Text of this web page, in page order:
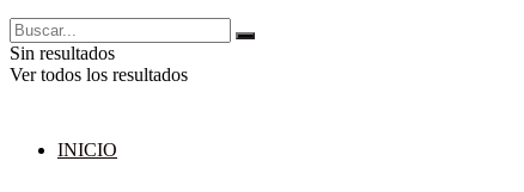
Sin resultados
Ver todos los resultados
INICIO